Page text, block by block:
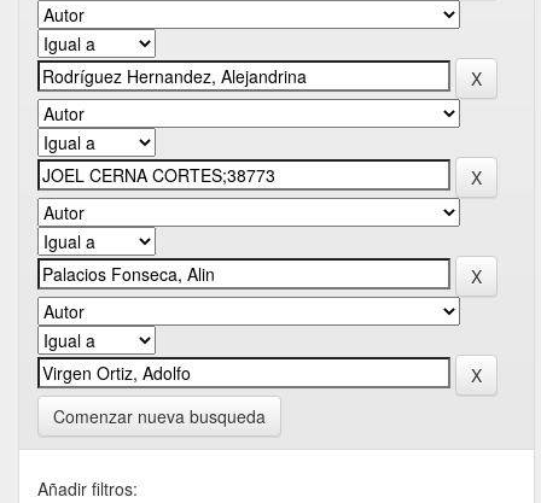
Comenzar nueva busqueda
Añadir filtros: